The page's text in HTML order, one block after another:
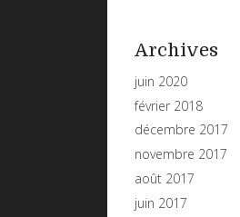
Archives
juin 2020
février 2018
décembre 2017
novembre 2017
août 2017
juin 2017